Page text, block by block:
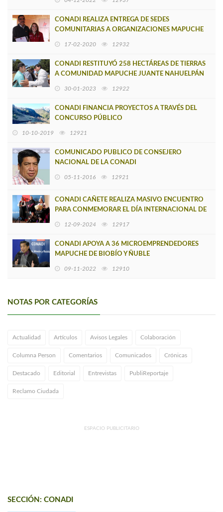
CONADI REALIZA ENTREGA DE SEDES
COMUNITARIAS A ORGANIZACIONES MAPUCHE
17-02-2020 12932
CONADI RESTITUYÓ 258 HECTÁREAS DE TIERRAS
A COMUNIDAD MAPUCHE JUANTE NAHUELPÁN
30-01-2023 12922
CONADI FINANCIA PROYECTOS A TRAVÉS DEL
CONCURSO PÚBLICO
10-10-2019 12921
COMUNICADO PUBLICO DE CONSEJERO
NACIONAL DE LA CONADI
05-11-2016 12921
CONADI CAÑETE REALIZA MASIVO ENCUENTRO
PARA CONMEMORAR EL DÍA INTERNACIONAL DE
12-09-2024 12917
CONADI APOYA A 36 MICROEMPRENDEDORES
MAPUCHE DE BIOBÍO Y ÑUBLE
09-11-2022 12910
NOTAS POR CATEGORÍAS
Actualidad Artículos Avisos Legales Colaboración
Columna Person Comentarios Comunicados Crónicas
Destacado Editorial Entrevistas PubliReportaje
Reclamo Ciudada
ESPACIO PUBLICITARIO
SECCIÓN: CONADI